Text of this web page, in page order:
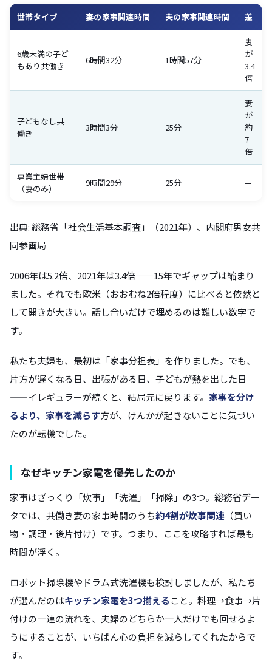
世帯タイプ 妻の家事関連時間 夫の家事関連時間 差
6歳未満の子ど
もあり共働き
6時間32分 1時間57分
妻
が
3.4
倍
子どもなし共
働き
3時間3分 25分
妻
が
約
7
倍
専業主婦世帯
（妻のみ）
9時間29分 25分 —
出典: 総務省「社会生活基本調査」（2021年）、内閣府男女共
同参画局
2006年は5.2倍、2021年は3.4倍——15年でギャップは縮まり
ました。それでも欧米（おおむね2倍程度）に比べると依然と
して開きが大きい。話し合いだけで埋めるのは難しい数字で
す。
私たち夫婦も、最初は「家事分担表」を作りました。でも、
片方が遅くなる日、出張がある日、子どもが熱を出した日
——イレギュラーが続くと、結局元に戻ります。 家事を分け
るより、家事を減らす方が、けんかが起きないことに気づい
たのが転機でした。
なぜキッチン家電を優先したのか
家事はざっくり「炊事」「洗濯」「掃除」の3つ。総務省デー
タでは、共働き妻の家事時間のうち約4割が炊事関連 （買い
物・調理・後片付け）です。つまり、ここを攻略すれば最も
時間が浮く。
ロボット掃除機やドラム式洗濯機も検討しましたが、私たち
が選んだのはキッチン家電を3つ揃えること。料理→食事→片
付けの一連の流れを、夫婦のどちらか一人だけでも回せるよ
うにすることが、いちばん心の負担を減らしてくれたからで
す。